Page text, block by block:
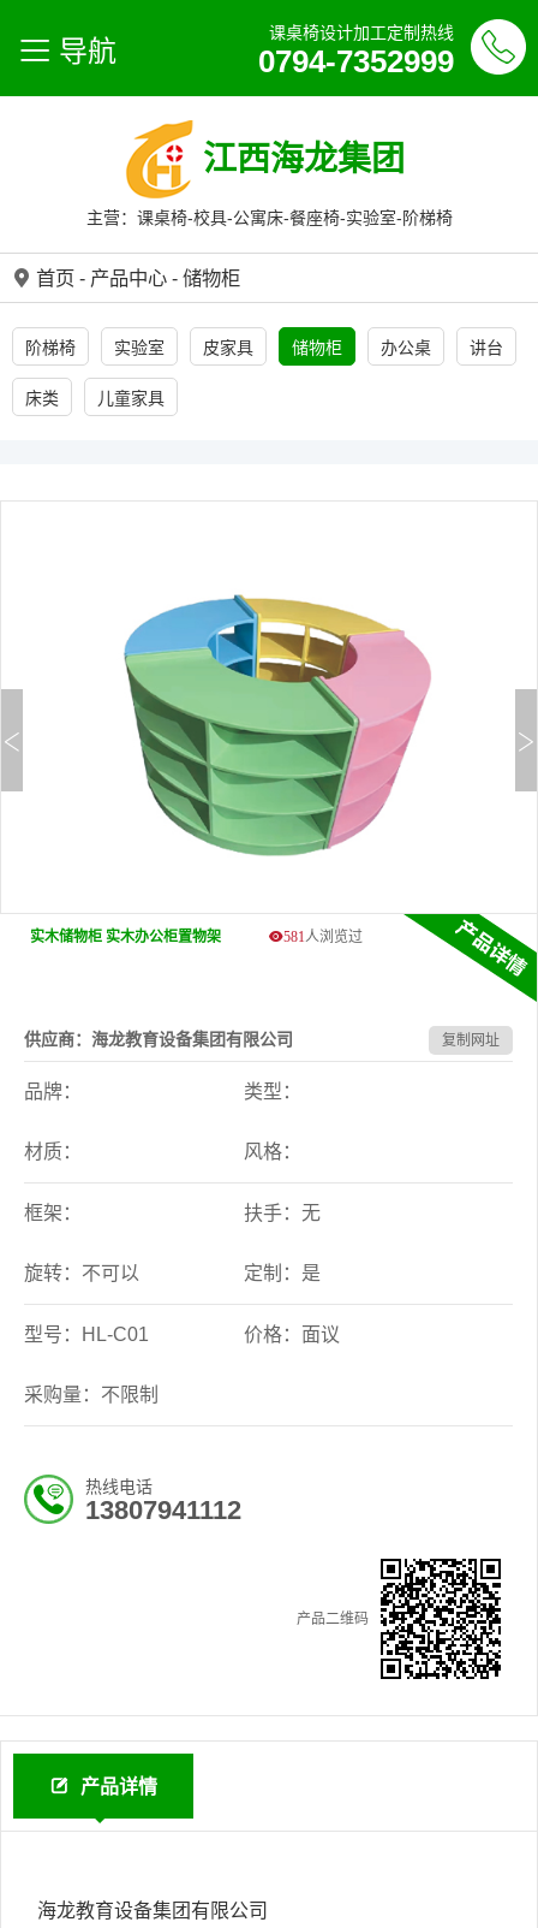
导航
课桌椅设计加工定制热线
0794-7352999
江西海龙集团
主营：课桌椅-校具-公寓床-餐座椅-实验室-阶梯椅
首页 - 产品中心 - 储物柜
阶梯椅 实验室 皮家具 储物柜 办公桌 讲台
床类 儿童家具
实木储物柜 实木办公柜置物架 581人浏览过
供应商：海龙教育设备集团有限公司 复制网址
品牌： 类型：
材质： 风格：
框架： 扶手：无
旋转：不可以 定制：是
型号：HL-C01 价格：面议
采购量：不限制
热线电话
13807941112
产品二维码
产品详情
海龙教育设备集团有限公司